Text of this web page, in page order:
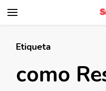
Etiqueta
como